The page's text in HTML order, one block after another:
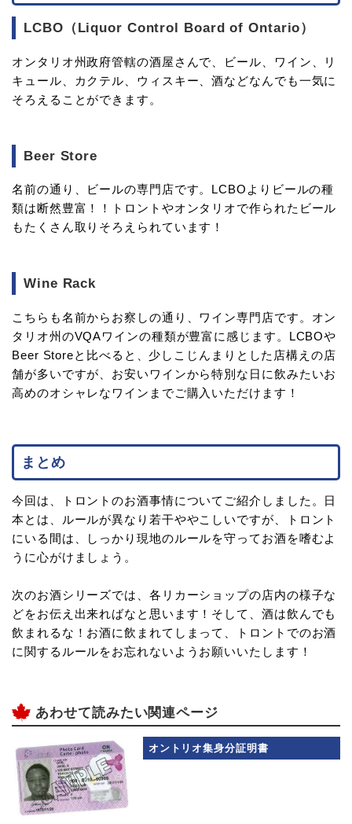
LCBO（Liquor Control Board of Ontario）
オンタリオ州政府管轄の酒屋さんで、ビール、ワイン、リ
キュール、カクテル、ウィスキー、酒などなんでも一気に
そろえることができます。
Beer Store
名前の通り、ビールの専門店です。LCBOよりビールの種
類は断然豊富！！トロントやオンタリオで作られたビール
もたくさん取りそろえられています！
Wine Rack
こちらも名前からお察しの通り、ワイン専門店です。オン
タリオ州のVQAワインの種類が豊富に感じます。LCBOや
Beer Storeと比べると、少しこじんまりとした店構えの店
舗が多いですが、お安いワインから特別な日に飲みたいお
高めのオシャレなワインまでご購入いただけます！
まとめ
今回は、トロントのお酒事情についてご紹介しました。日
本とは、ルールが異なり若干ややこしいですが、トロント
にいる間は、しっかり現地のルールを守ってお酒を嗜むよ
うに心がけましょう。
次のお酒シリーズでは、各リカーショップの店内の様子な
どをお伝え出来ればなと思います！そして、酒は飲んでも
飲まれるな！お酒に飲まれてしまって、トロントでのお酒
に関するルールをお忘れないようお願いいたします！
あわせて読みたい関連ページ
オントリオ集身分証明書